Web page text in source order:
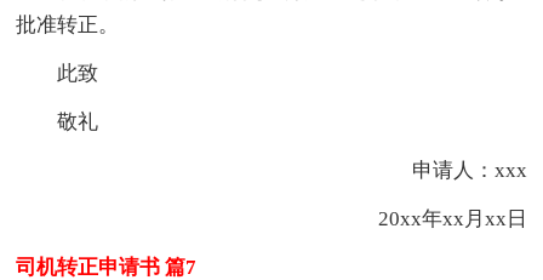
批准转正。
此致
敬礼
申请人：xxx
20xx年xx月xx日
司机转正申请书 篇7